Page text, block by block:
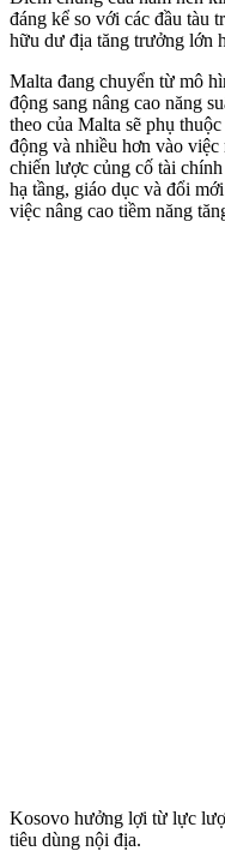
đáng kể so với các đầu tàu
hữu dư địa tăng trưởng lớn
Malta đang chuyển từ mô
động sang nâng cao năng
theo của Malta sẽ phụ
động và nhiều hơn vào việc
chiến lược củng cố tài
hạ tầng, giáo dục và đổi
việc nâng cao tiềm năng
Kosovo hưởng lợi từ lực
tiêu dùng nội địa.